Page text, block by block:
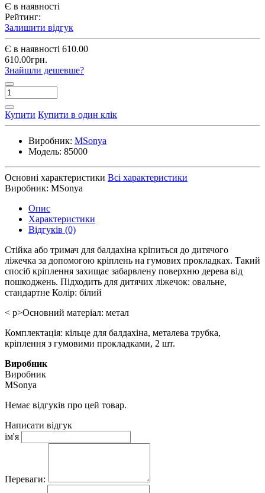
Є в наявності
Рейтинг:
Залишити відгук
Є в наявності 610.00
610.00грн.
Знайшли дешевше?
Купити Купити в один клік
Виробник: MSonya
Модель: 85000
Основні характеристики Всі характеристики
Виробник: MSonya
Опис
Характеристики
Відгуків (0)
Стійка або тримач для балдахіна кріпиться до дитячого
ліжечка за допомогою кріплень на гумових прокладках. Такий
спосіб кріплення захищає забарвлену поверхню дерева від
пошкоджень. Підходить для дитячих ліжечок: овальне,
стандартне Колір: білий
< p>Основний матеріал: метал
Комплектація: кільце для балдахіна, металева трубка,
кріплення з гумовими прокладками, 2 шт.
Виробник
Виробник
MSonya
Немає відгуків про цей товар.
Написати відгук
ім'я
Переваги: